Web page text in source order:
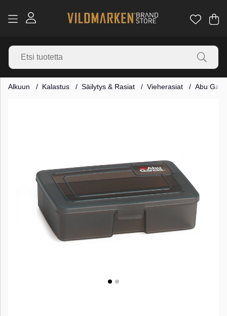
.
Alkuun Kalastus Säilytys & Rasiat Vieherasiat Abu